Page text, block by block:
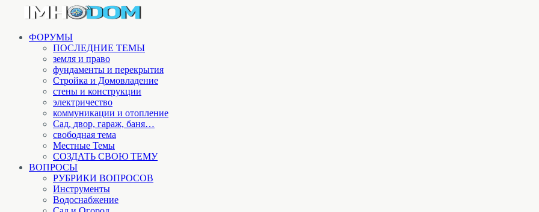
ФОРУМЫ
ПОСЛЕДНИЕ ТЕМЫ
земля и право
фундаменты и перекрытия
Стройка и Домовладение
стены и конструкции
электричество
коммуникации и отопление
Cад, двор, гараж, баня…
свободная тема
Местные Темы
СОЗДАТЬ СВОЮ ТЕМУ
ВОПРОСЫ
РУБРИКИ ВОПРОСОВ
Инструменты
Водоснабжение